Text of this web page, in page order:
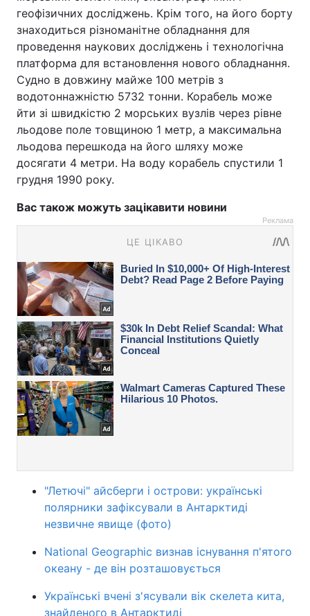
геофізичних досліджень. Крім того, на його борту
знаходиться різноманітне обладнання для
проведення наукових досліджень і технологічна
платформа для встановлення нового обладнання.
Судно в довжину майже 100 метрів з
водотоннажністю 5732 тонни. Корабель може
йти зі швидкістю 2 морських вузлів через рівне
льодове поле товщиною 1 метр, а максимальна
льодова перешкода на його шляху може
досягати 4 метри. На воду корабель спустили 1
грудня 1990 року.
Вас також можуть зацікавити новини
Реклама
"Летючі" айсберги і острови: українські
полярники зафіксували в Антарктиді
незвичне явище (фото)
National Geographic визнав існування п'ятого
океану - де він розташовується
Українські вчені з'ясували вік скелета кита,
знайденого в Антарктиді